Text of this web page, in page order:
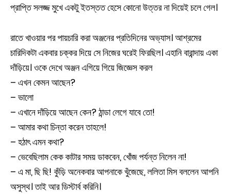
প্রাপ্তি সলজ্জ মুখে একটু ইতস্তত হেসে কোনো উত্তর না দিয়েই চলে গেল।
রাতে খাওয়ার পর পায়চারি করা অঞ্জনের প্রতিদিনের অভ্যাস। আশ্রমের
চারিদিকটা একবার চক্কর দিয়ে সে নিজের ঘরেই ফিরছিল। এহানি বারান্দায় একা
দাঁড়িয়ে। ওকে দেখে অঞ্জন এগিয়ে গিয়ে জিজ্ঞেস করল
– এখন কেমন আছেন?
– ভালো
– এখানে দাঁড়িয়ে আছেন কেন? ঠান্ডা লেগে যাবে তো!
– আমার কথা চিন্তা করেন তাহলে!
– হঠাৎ এমন কথা?
– ভেবেছিলাম কেক কাটার সময় ডাকবেন, খোঁজ পর্যন্ত নিলেন না!
– এ মা, ছি ছি! কুঁড়ি অনেকবার আপনাকে খুঁজেছে, ললিতা মিস বললেন আপনি
অসুস্থ। তাই আর ডিস্টার্ব করিনি।